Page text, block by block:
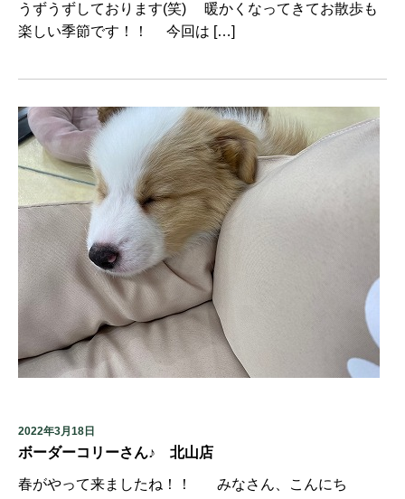
うずうずしております(笑) 暖かくなってきてお散歩も
楽しい季節です！！ 今回は […]
2022年3月18日
ボーダーコリーさん♪ 北山店
春がやって来ましたね！！ みなさん、こんにち